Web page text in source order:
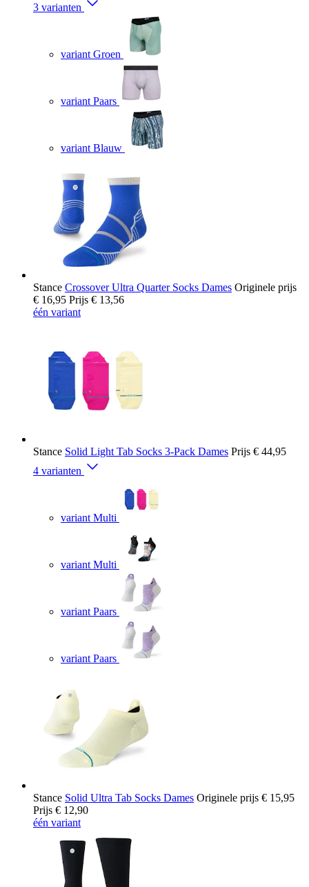
3 varianten
variant Groen
variant Paars
variant Blauw
Stance Crossover Ultra Quarter Socks Dames Originele prijs
€ 16,95 Prijs € 13,56
één variant
Stance Solid Light Tab Socks 3-Pack Dames Prijs € 44,95
4 varianten
variant Multi
variant Multi
variant Paars
variant Paars
Stance Solid Ultra Tab Socks Dames Originele prijs € 15,95
Prijs € 12,90
één variant